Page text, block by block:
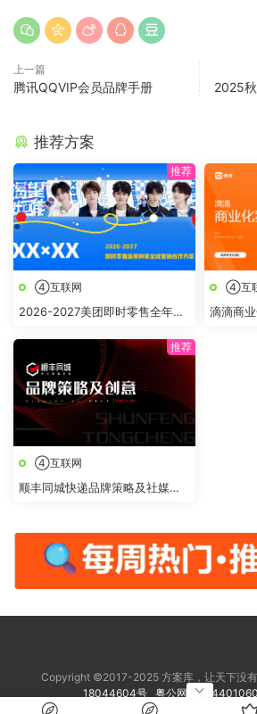
上一篇
腾讯QQVIP会员品牌手册
2025
推荐方案
④互联网
2026-2027美团即时零售全年节
④互
滴滴商
④互联网
顺丰同城快递品牌策略及社媒创
Copyright ©2017-2025 方案库，让天下没
18044604号 粤公网安备